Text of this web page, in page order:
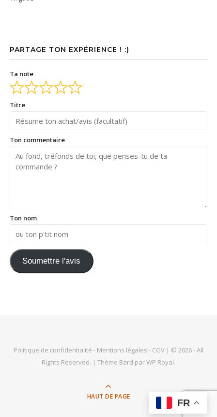
PARTAGE TON EXPÉRIENCE ! :)
Ta note
Titre
Ton commentaire
Ton nom
Soumettre l'avis
Politique de confidentialité - Mentions légales - CGV | © 2026 - All
Rights Reserved. | Thème Bard parWP Royal.
HAUT DE PAGE
FR